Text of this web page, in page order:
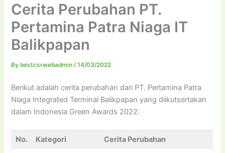
Cerita Perubahan PT.
Pertamina Patra Niaga IT
Balikpapan
By bestcsrwebadmin/14/03/2022
Berikut adalah cerita perubahan dari PT. Pertamina Patra
Niaga Integrated Terminal Balikpapan yang diikutsertakan
dalam Indonesia Green Awards 2022:
No. Kategori Cerita Perubahan